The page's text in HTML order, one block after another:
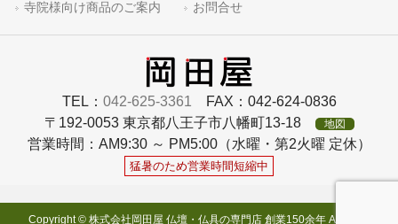
寺院様向け商品のご案内 お問合せ
TEL： 042-625-3361 FAX：042-624-0836
〒192-0053 東京都八王子市八幡町13-18
地図
営業時間：AM9:30 ～ PM5:00（水曜・第2火曜 定休）
猛暑のため営業時間短縮中
Copyright © 株式会社岡田屋 仏壇・仏具の専門店 創業150余年 All rights